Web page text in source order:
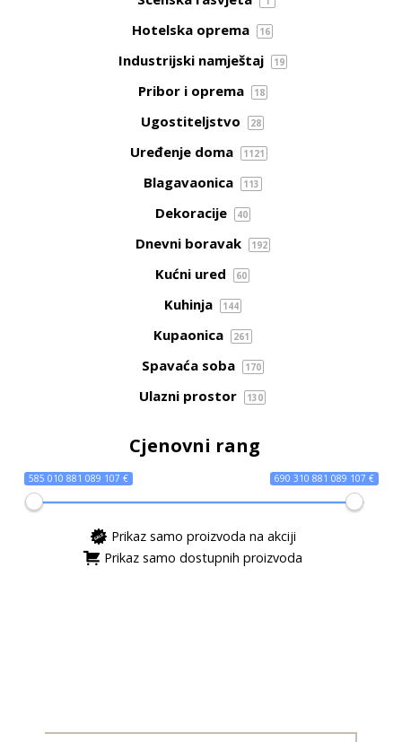
Hotelska oprema 16
Industrijski namještaj 19
Pribor i oprema 18
Ugostiteljstvo 28
Uređenje doma 1121
Blagavaonica 113
Dekoracije 40
Dnevni boravak 192
Kućni ured 60
Kuhinja 144
Kupaonica 261
Spavaća soba 170
Ulazni prostor 130
Cjenovni rang
585 010 881 089 107 € 690 310 881 089 107 €
Prikaz samo proizvoda na akciji
Prikaz samo dostupnih proizvoda